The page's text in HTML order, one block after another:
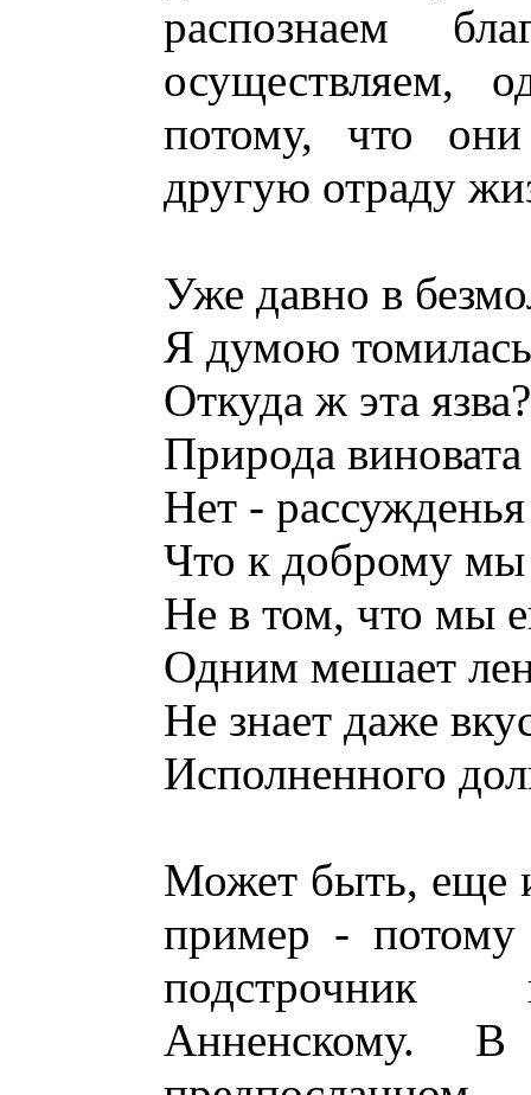
распознаем
осуществляем,
потому, что
другую отраду
Уже давно в
Я думою
Откуда ж эта
Природа
Нет -
Что к доброму мы
Не в том, что мы
Одним мешает
Не знает даже
Исполненного
Может быть, еще
пример - потому
подстрочник
Анненскому.